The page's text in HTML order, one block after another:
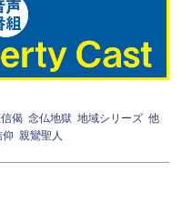
偈 念仏地獄 地域シリーズ 他
親鸞聖人